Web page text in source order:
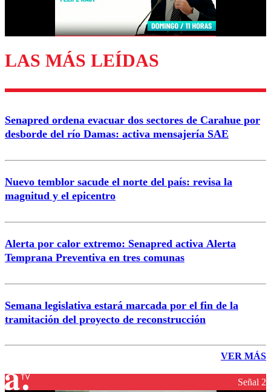
Enviar comentario
LAS MÁS LEÍDAS
Senapred ordena evacuar dos sectores de Carahue por
desborde del río Damas: activa mensajería SAE
Nuevo temblor sacude el norte del país: revisa la
magnitud y el epicentro
Alerta por calor extremo: Senapred activa Alerta
Temprana Preventiva en tres comunas
Semana legislativa estará marcada por el fin de la
tramitación del proyecto de reconstrucción
VER MÁS
Señal 2